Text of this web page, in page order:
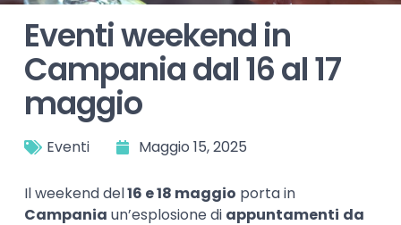
Eventi weekend in
Campania dal 16 al 17
maggio
Eventi Maggio 15, 2025
Il weekend del16 e 18 maggio porta in
Campania un’esplosione di appuntamenti da